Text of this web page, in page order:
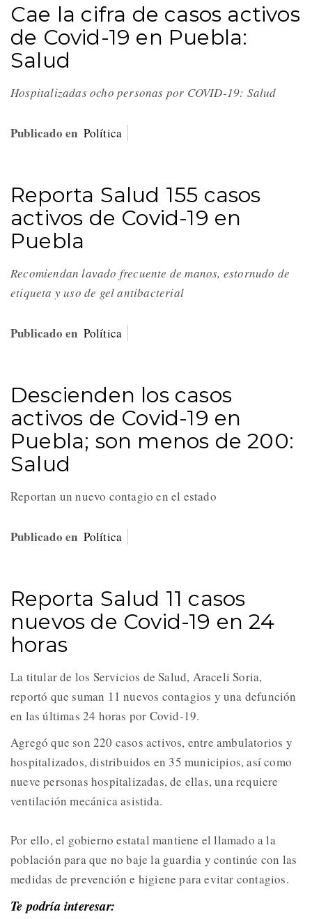
Cae la cifra de casos activos
de Covid-19 en Puebla:
Salud
Hospitalizadas ocho personas por COVID-19: Salud
Publicado en Política
Reporta Salud 155 casos
activos de Covid-19 en
Puebla
Recomiendan lavado frecuente de manos, estornudo de
etiqueta y uso de gel antibacterial
Publicado en Política
Descienden los casos
activos de Covid-19 en
Puebla; son menos de 200:
Salud
Reportan un nuevo contagio en el estado
Publicado en Política
Reporta Salud 11 casos
nuevos de Covid-19 en 24
horas
La titular de los Servicios de Salud, Araceli Soria,
reportó que suman 11 nuevos contagios y una defunción
en las últimas 24 horas por Covid-19.
Agregó que son 220 casos activos, entre ambulatorios y
hospitalizados, distribuidos en 35 municipios, así como
nueve personas hospitalizadas, de ellas, una requiere
ventilación mecánica asistida.
Por ello, el gobierno estatal mantiene el llamado a la
población para que no baje la guardia y continúe con las
medidas de prevención e higiene para evitar contagios.
Te podría interesar: